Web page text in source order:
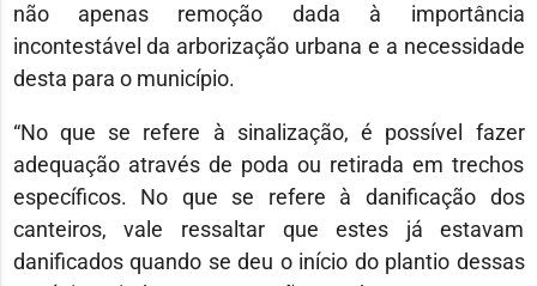
não apenas remoção dada à importância
incontestável da arborização urbana e a necessidade
desta para o município.
“No que se refere à sinalização, é possível fazer
adequação através de poda ou retirada em trechos
específicos. No que se refere à danificação dos
canteiros, vale ressaltar que estes já estavam
danificados quando se deu o início do plantio dessas